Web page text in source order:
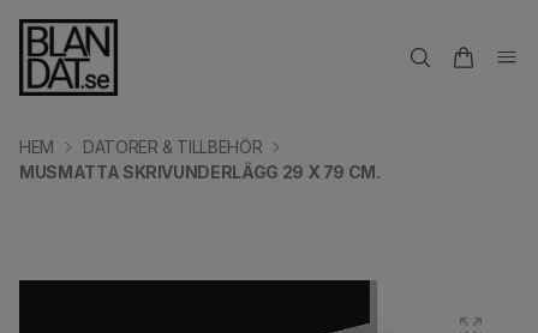
HEM
DATORER & TILLBEHÖR
MUSMATTA SKRIVUNDERLÄGG 29 X 79 CM.